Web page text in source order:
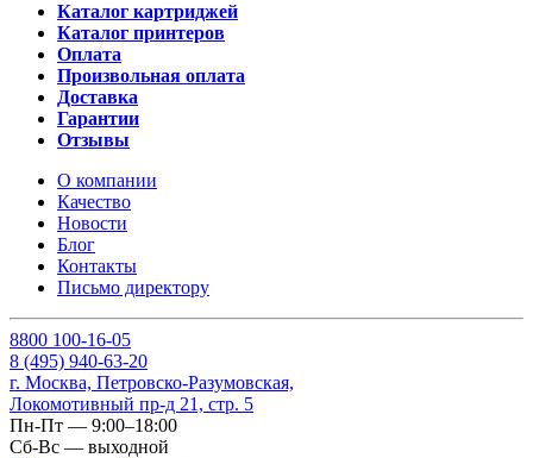
Каталог картриджей
Каталог принтеров
Оплата
Произвольная оплата
Доставка
Гарантии
Отзывы
О компании
Качество
Новости
Блог
Контакты
Письмо директору
8800 100-16-05
8 (495) 940-63-20
г. Москва, Петровско-Разумовская,
Локомотивный пр-д 21, стр. 5
Пн-Пт — 9:00–18:00
Сб-Вс — выходной